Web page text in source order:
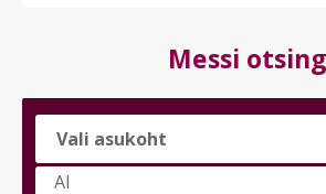
Messi otsing
Vali